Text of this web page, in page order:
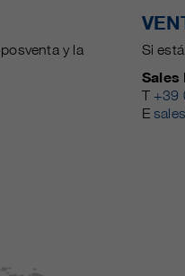
y la
Si
Sales
T +39
E